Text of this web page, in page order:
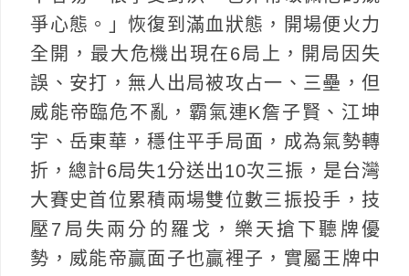
爭心態。」恢復到滿血狀態，開場便火力
全開，最大危機出現在6局上，開局因失
誤、安打，無人出局被攻占一、三壘，但
威能帝臨危不亂，霸氣連K詹子賢、江坤
宇、岳東華，穩住平手局面，成為氣勢轉
折，總計6局失1分送出10次三振，是台灣
大賽史首位累積兩場雙位數三振投手，技
壓7局失兩分的羅戈，樂天搶下聽牌優
勢，威能帝贏面子也贏裡子，實屬王牌中